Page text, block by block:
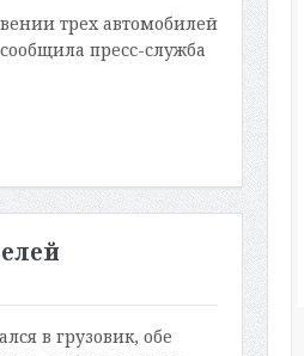
трех автомобилей
пресс-служба
в грузовик, обе